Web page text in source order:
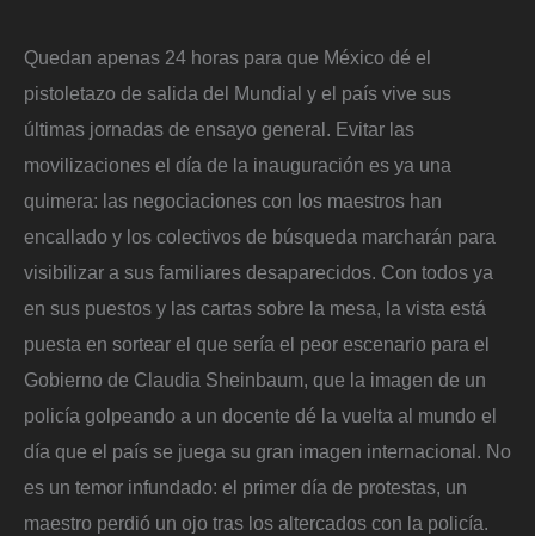
Quedan apenas 24 horas para que México dé el
pistoletazo de salida del Mundial y el país vive sus
últimas jornadas de ensayo general. Evitar las
movilizaciones el día de la inauguración es ya una
quimera: las negociaciones con los maestros han
encallado y los colectivos de búsqueda marcharán para
visibilizar a sus familiares desaparecidos. Con todos ya
en sus puestos y las cartas sobre la mesa, la vista está
puesta en sortear el que sería el peor escenario para el
Gobierno de Claudia Sheinbaum, que la imagen de un
policía golpeando a un docente dé la vuelta al mundo el
día que el país se juega su gran imagen internacional. No
es un temor infundado: el primer día de protestas, un
maestro perdió un ojo tras los altercados con la policía.